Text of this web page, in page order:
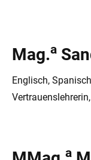
Mag.a
Englisch,
a